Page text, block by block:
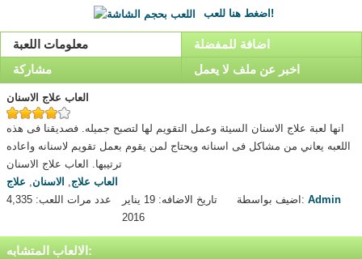
اضغط هنا للعب!
معلومات اللعبة
اضافة للمفضلة
مشاركة
اخبر عن ملف لا يعمل
العاب علاج الاسنان
انها لعبة علاج الاسنان السيئة وعمل التقويم لها لتصبح جميله. فصديقنا فى هذه
اللعبه يعاني من مشاكل فى اسنانه ويحتاج لمن يقوم بعمل تقويم لاسنانه واعاده
ترتيبها. العاب علاج الاسنان
العاب علاج, الاسنان, علاج
عدد مرات اللعب: 4,335
تاريخ الاضافه: 19 يناير
2016
اضيف بواسطة:Admin
الالعاب المتشابه: